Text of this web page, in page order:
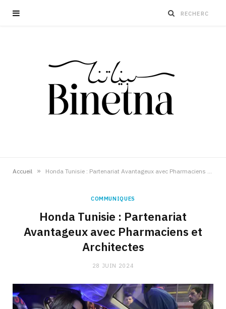
Accueil »
COMMUNIQUES
Honda Tunisie : Partenariat
Avantageux avec Pharmaciens et
Architectes
28 JUIN 2024